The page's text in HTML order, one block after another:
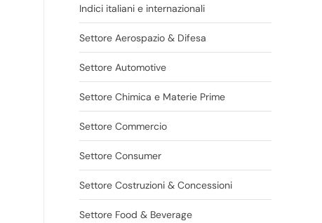
Indici italiani e internazionali
Settore Aerospazio & Difesa
Settore Automotive
Settore Chimica e Materie Prime
Settore Commercio
Settore Consumer
Settore Costruzioni & Concessioni
Settore Food & Beverage